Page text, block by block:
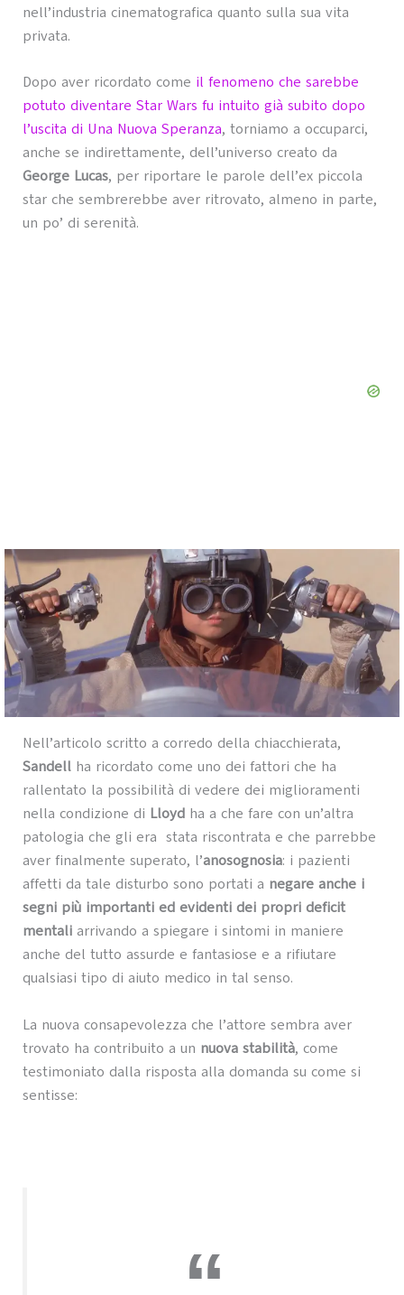
nell’industria cinematografica quanto sulla sua vita
privata.
Dopo aver ricordato come il fenomeno che sarebbe
potuto diventare Star Wars fu intuito già subito dopo
l’uscita di Una Nuova Speranza, torniamo a occuparci,
anche se indirettamente, dell’universo creato da
George Lucas, per riportare le parole dell’ex piccola
star che sembrerebbe aver ritrovato, almeno in parte,
un po’ di serenità.
Nell’articolo scritto a corredo della chiacchierata,
Sandellha ricordato come uno dei fattori che ha
rallentato la possibilità di vedere dei miglioramenti
nella condizione di Lloydha a che fare con un’altra
patologia che gli era stata riscontrata e che parrebbe
aver finalmente superato, l’anosognosia: i pazienti
affetti da tale disturbo sono portati a negare anche i
segni più importanti ed evidenti dei propri deficit
mentaliarrivando a spiegare i sintomi in maniere
anche del tutto assurde e fantasiose e a rifiutare
qualsiasi tipo di aiuto medico in tal senso.
La nuova consapevolezza che l’attore sembra aver
trovato ha contribuito a un nuova stabilità, come
testimoniato dalla risposta alla domanda su come si
sentisse: